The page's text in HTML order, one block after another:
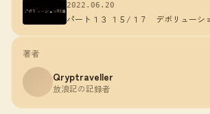
2022.06.20
パート１３ １５/１７ デボリューシ
著者
Qryptraveller
放浪記の記録者